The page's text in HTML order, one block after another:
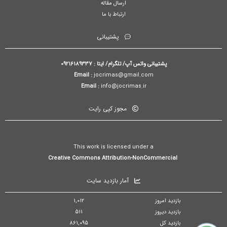
ارسال مقاله
ارتباط با ما
پشتیبانی
پشتیبانی واتس آپ/ تلگرام/ ایتا : 09216189337
Email :jocrimas@gmail.com
Email :info@jocrimas.ir
مجوز کپی رایت
This work is licensed under a
آمار بازدید سایت
بازدید امروز
1,012
بازدید دیروز
511
بازدید کل
861,095